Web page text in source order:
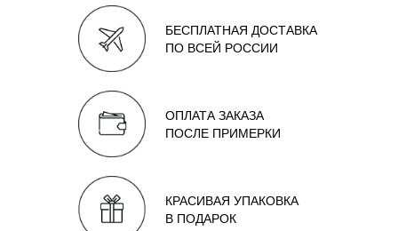
БЕСПЛАТНАЯ ДОСТАВКА
ПО ВСЕЙ РОССИИ
ОПЛАТА ЗАКАЗА
ПОСЛЕ ПРИМЕРКИ
КРАСИВАЯ УПАКОВКА
В ПОДАРОК